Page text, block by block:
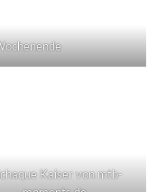
Kaiser von mtb-